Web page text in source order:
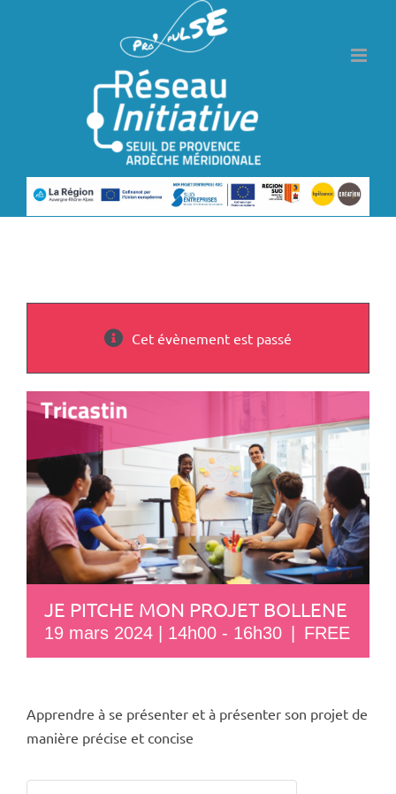
Cet évènement est passé
JE PITCHE MON PROJET BOLLENE
19 mars 2024 | 14h00 - 16h30 FREE
Apprendre à se présenter et à présenter son projet de
manière précise et concise